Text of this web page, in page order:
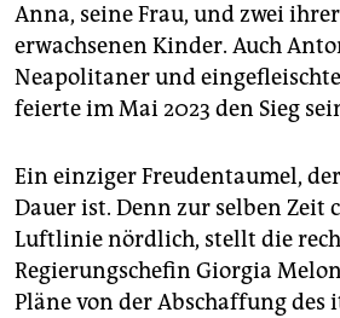
Anna, seine Frau, und zwei
erwachsenen Kinder. Auch
Neapolitaner und
feierte im Mai 2023 den Sieg
Ein einziger Freudentaumel,
Dauer ist. Denn zur selben Zeit
Luftlinie nördlich, stellt die
Regierungschefin Giorgia
Pläne von der Abschaffung des